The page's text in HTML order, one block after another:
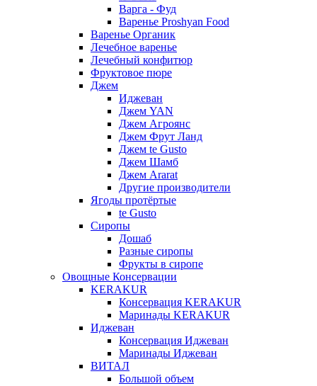
Варга - Фуд
Варенье Proshyan Food
Варенье Органик
Лечебное варенье
Лечебный конфитюр
Фруктовое пюре
Джем
Иджеван
Джем YAN
Джем Агроянс
Джем Фрут Ланд
Джем te Gusto
Джем Шамб
Джем Ararat
Другие производители
Ягоды протёртые
te Gusto
Сиропы
Дошаб
Разные сиропы
Фрукты в сиропе
Овощные Консервации
KERAKUR
Консервация KERAKUR
Маринады KERAKUR
Иджеван
Консервация Иджеван
Маринады Иджеван
ВИТАЛ
Большой объем